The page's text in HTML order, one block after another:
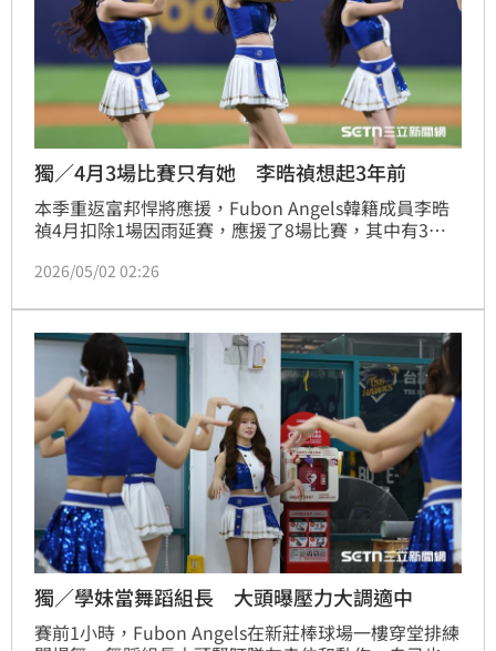
獨／4月3場比賽只有她 李晧禎想起3年前
本季重返富邦悍將應援，Fubon Angels韓籍成員李晧
禎4月扣除1場因雨延賽，應援了8場比賽，其中有3場
光。李晧禎接受《三立新聞網》採訪時透露，3年前因
位韓籍啦啦隊上班也不會緊張，反而很自在。
2026/05/02 02:26
獨／學妹當舞蹈組長 大頭曝壓力大調適中
賽前1小時，Fubon Angels在新莊棒球場一樓穿堂排練